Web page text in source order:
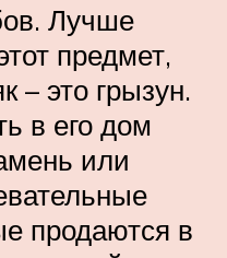
Лучше
предмет,
– это грызун.
в его дом
или
продаются в